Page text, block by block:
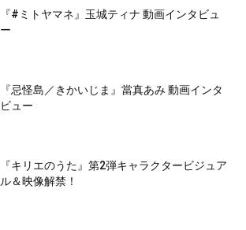
『#ミトヤマネ』玉城ティナ 動画インタビュ
ー
『忌怪島／きかいじま』當真あみ 動画インタ
ビュー
『キリエのうた』第2弾キャラクタービジュア
ル＆映像解禁！